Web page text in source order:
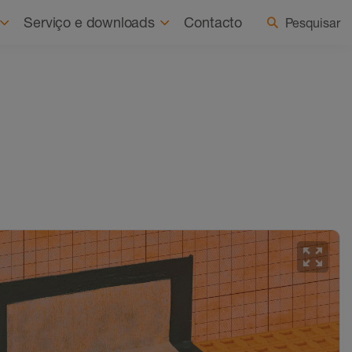
Sobre nós Notícias Selecionar país/idioma
Serviço e downloads Contacto Pesquisar
zoom_out_map